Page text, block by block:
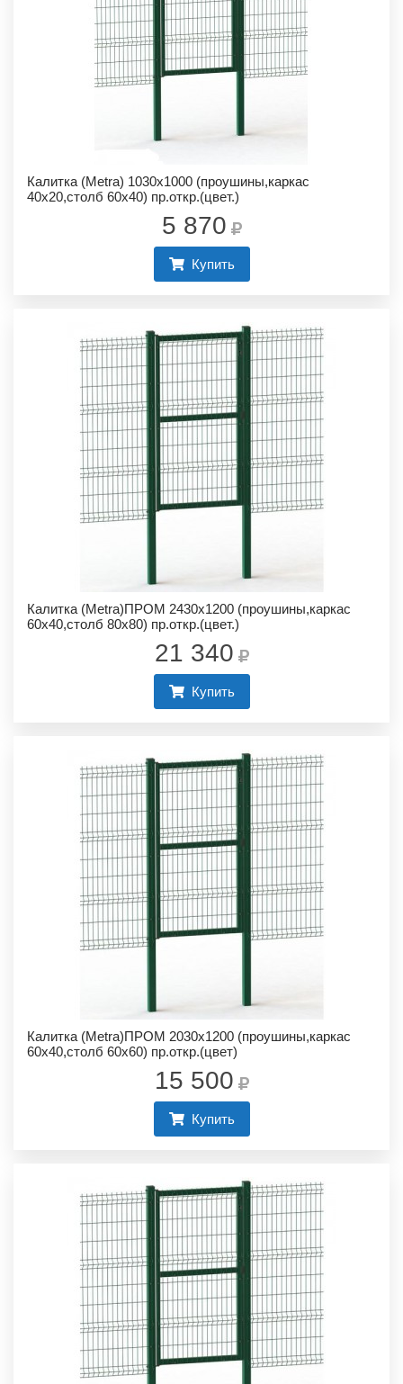
Калитка (Metra) 1030х1000 (проушины,каркас
40х20,столб 60х40) пр.откр.(цвет.)
5 870
Купить
Калитка (Metra)ПРОМ 2430х1200 (проушины,каркас
60х40,столб 80х80) пр.откр.(цвет.)
21 340
Купить
Калитка (Metra)ПРОМ 2030х1200 (проушины,каркас
60х40,столб 60х60) пр.откр.(цвет)
15 500
Купить